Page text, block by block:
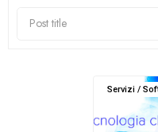
Post title
Servizi /